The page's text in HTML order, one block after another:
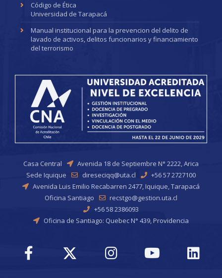
Código de Ética
Universidad de Tarapacá
Manual institucional para la prevencion del delito de
lavado de activos, delitos funcionarios y financiamiento
del terrorismo
Casa Central
Avenida 18 de Septiembre N° 2222, Arica
Sede Iquique
direseciqq@uta.cl
+56 57 2727100
Avenida Luis Emilio Recabarren 2477, Iquique, Tarapacá
Oficina Santiago
recstgo@gestion.uta.cl
+56 58 2386093
Oficina de Santiago: Quebec N° 439, Providencia